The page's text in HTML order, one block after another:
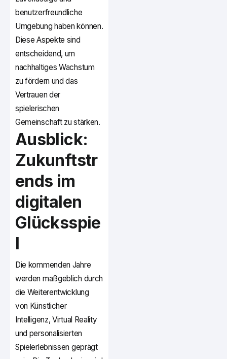
benutzerfreundliche
Umgebung haben können.
Diese Aspekte sind
entscheidend, um
nachhaltiges Wachstum
zu fördern und das
Vertrauen der
spielerischen
Gemeinschaft zu stärken.
Ausblick:
Zukunftstr
ends im
digitalen
Glücksspie
l
Die kommenden Jahre
werden maßgeblich durch
die Weiterentwicklung
von Künstlicher
Intelligenz, Virtual Reality
und personalisierten
Spielerlebnissen geprägt